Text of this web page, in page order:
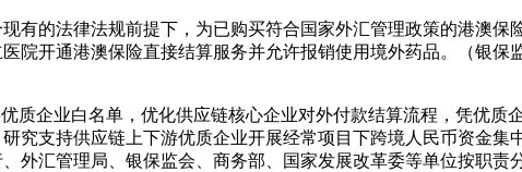
有的法律法规前提下，为已购买符合国家外汇管理政策的港澳保
院开通港澳保险直接结算服务并允许报销使用境外药品。（银保
质企业白名单，优化供应链核心企业对外付款结算流程，凭优质
究支持供应链上下游优质企业开展经常项目下跨境人民币资金集
汇管理局、银保监会、商务部、国家发展改革委等单位按职责